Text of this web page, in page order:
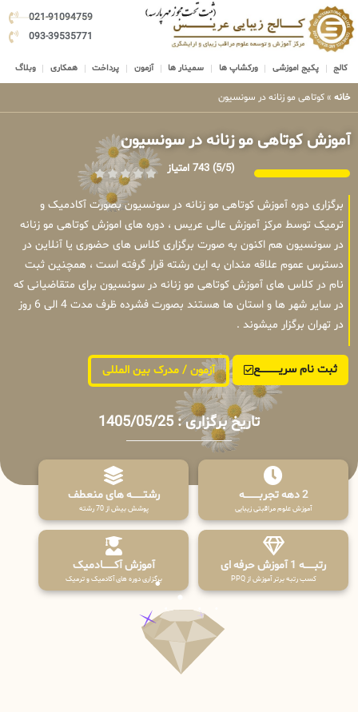
021-91094759
093-39535771
کالج پکیج اموزشی ورکشاپ ها سمینار ها آزمون پرداخت همکاری وبلاگ
خانه » کوتاهی مو زنانه در سونسیون
آموزش کوتاهی مو زنانه در سونسیون
(5/5) 743 امتیاز
برگزاری دوره آموزش کوتاهی مو زنانه در سونسیون بصورت آکادمیک و
ترمیک توسط مرکز آموزش عالی عریس ، دوره های اموزش کوتاهی مو زنانه
در سونسیون هم اکنون به صورت برگزاری کلاس های حضوری یا آنلاین در
دسترس عموم علاقه مندان به این رشته قرار گرفته است ، همچنین ثبت
نام در کلاس های آموزش کوتاهی مو زنانه در سونسیون برای متقاضیانی که
در سایر شهر ها و استان ها هستند بصورت فشرده ظرف مدت 4 الی 6 روز
در تهران برگزار میشوند .
ثبت نام سریــــــــــــع آزمون / مدرک بین المللی
تاریخ برگزاری : 1405/05/25
2 دهه تجربـــــــــه
آموزش علوم مراقبتی زیبایی
رشتـــــــه های منعطف
پوشش بیش از 70 رشته
رتبــــــه 1 آموزش حرفه ای
کسب رتبه برتر آموزش از PPQ
آموزش آکـــــــادمیک
برگزاری دوره های آکادمیک و ترمیک